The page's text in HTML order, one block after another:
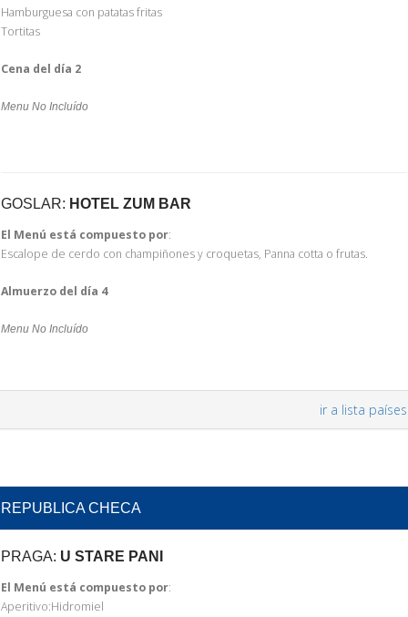
Hamburguesa con patatas fritas
Tortitas
Cena del día 2
Menu No Incluído
GOSLAR: HOTEL ZUM BAR
El Menú está compuesto por:
Escalope de cerdo con champiñones y croquetas, Panna cotta o frutas.
Almuerzo del día 4
Menu No Incluído
ir a lista países
REPUBLICA CHECA
PRAGA: U STARE PANI
El Menú está compuesto por:
Aperitivo:Hidromiel